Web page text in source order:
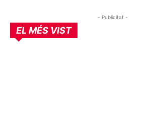
- Publicitat -
EL MÉS VIST